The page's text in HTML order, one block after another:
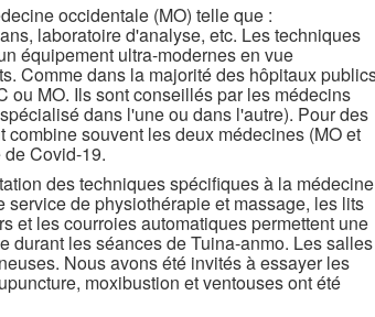
occidentale (MO) telle que :
laboratoire d'analyse, etc. Les techniques
équipement ultra-modernes en vue
Comme dans la majorité des hôpitaux
ou MO. Ils sont conseillés par les médecins
dans l'une ou dans l'autre). Pour des
souvent les deux médecines (MO et
Covid-19.
des techniques spécifiques à la médecine
de physiothérapie et massage, les lits
et les courroies automatiques permettent une
durant les séances de Tuina-anmo. Les salles
Nous avons été invités à essayer les
moxibustion et ventouses ont été